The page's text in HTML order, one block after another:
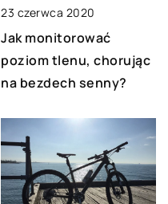
23 czerwca 2020
Jak monitorować
poziom tlenu, chorując
na bezdech senny?